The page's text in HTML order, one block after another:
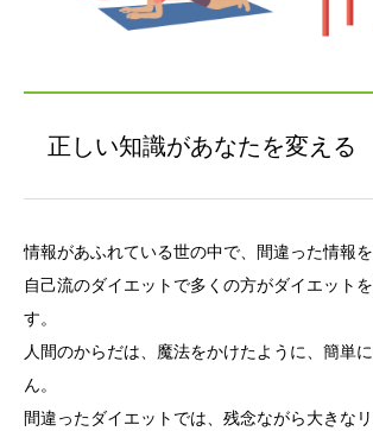
正しい知識があなたを変える
情報があふれている世の中で、間違った情報を
自己流のダイエットで多くの方がダイエット
す。
人間のからだは、魔法をかけたように、簡単
ん。
間違ったダイエットでは、残念ながら大きな